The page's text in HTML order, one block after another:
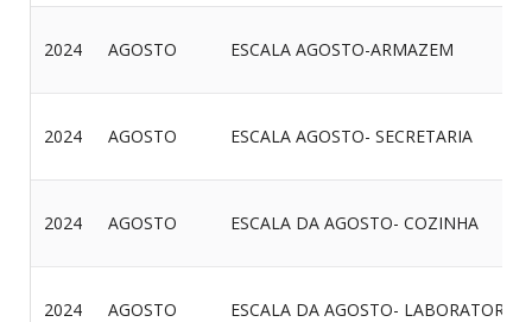
2024 AGOSTO ESCALA AGOSTO-ARMAZEM
2024 AGOSTO ESCALA AGOSTO- SECRETARIA
2024 AGOSTO ESCALA DA AGOSTO- COZINHA
2024 AGOSTO ESCALA DA AGOSTO- LABORATORIO